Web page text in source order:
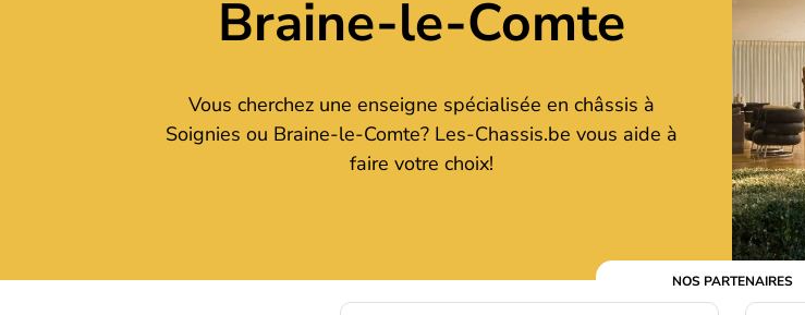
Braine-le-Comte
Vous cherchez une enseigne spécialisée en châssis à
Soignies ou Braine-le-Comte? Les-Chassis.be vous aide à
faire votre choix!
NOS PARTENAIRES